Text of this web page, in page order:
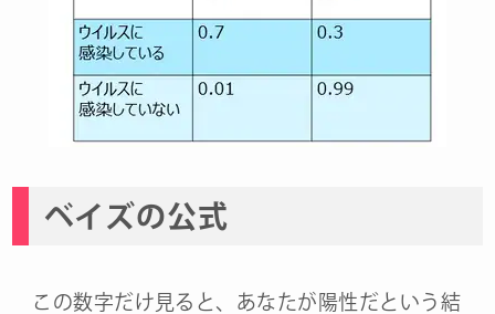
ベイズの公式
この数字だけ見ると、あなたが陽性だという結